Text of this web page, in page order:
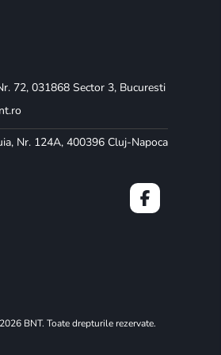
30.000+
72, 031868 Sector 3, Bucuresti
Nr. 124A, 400396 Cluj-Napoca
BNT. Toate drepturile rezervate.